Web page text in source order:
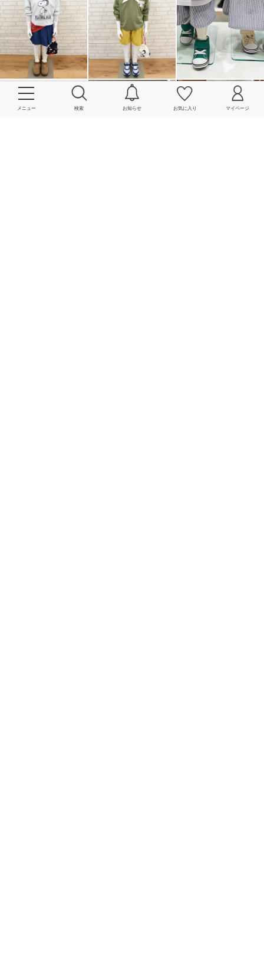
メニュー 検索 お知らせ お気に入り マイページ